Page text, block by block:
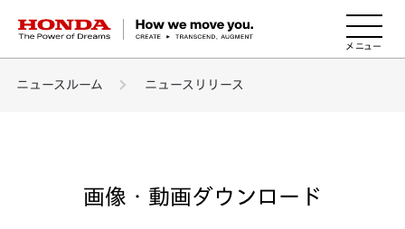
HONDA The Power of Dreams
ニュースルーム ニュースリリース
画像・動画ダウンロード